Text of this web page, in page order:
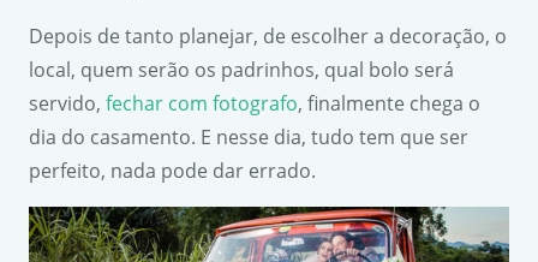
Depois de tanto planejar, de escolher a decoração, o
local, quem serão os padrinhos, qual bolo será
servido, fechar com fotografo, finalmente chega o
dia do casamento. E nesse dia, tudo tem que ser
perfeito, nada pode dar errado.